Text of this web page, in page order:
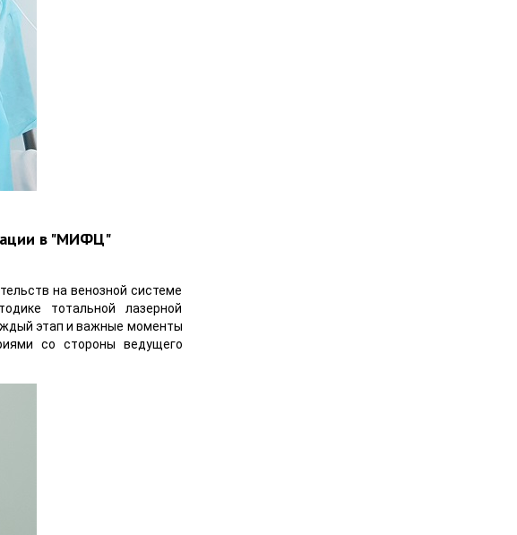
в "МИФЦ"
на венозной системе
тотальной лазерной
этап и важные моменты
со стороны ведущего